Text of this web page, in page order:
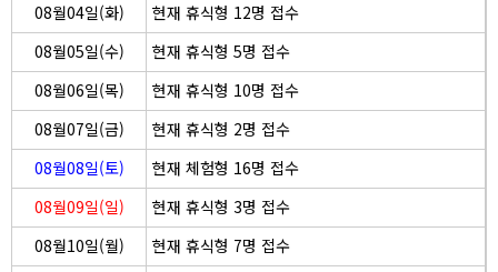
08월04일(화)
현재 휴식형 12명 접수
08월05일(수)
현재 휴식형 5명 접수
08월06일(목)
현재 휴식형 10명 접수
08월07일(금)
현재 휴식형 2명 접수
08월08일(토)
현재 체험형 16명 접수
08월09일(일)
현재 휴식형 3명 접수
08월10일(월)
현재 휴식형 7명 접수